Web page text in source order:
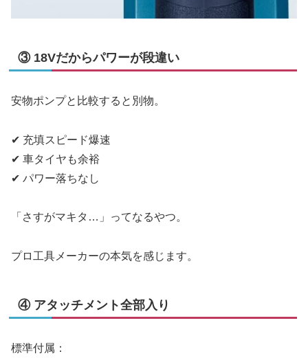
③ 18Vだからパワーが段違い
安物ポンプと比較すると別物。
✔ 充填スピード爆速
✔ 車タイヤも余裕
✔ パワー落ちなし
「さすがマキタ…」ってなるやつ。
プロ工具メーカーの本気を感じます。
④ アタッチメント全部入り
標準付属：